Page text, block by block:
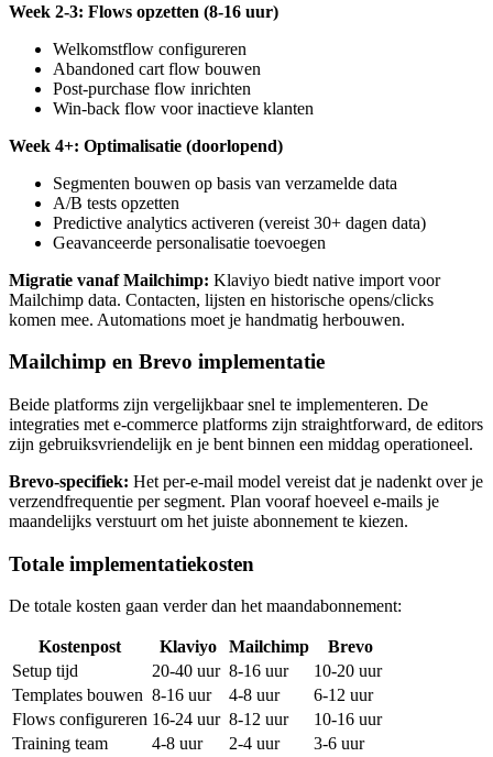
Week 2-3: Flows opzetten (8-16 uur)
Welkomstflow configureren
Abandoned cart flow bouwen
Post-purchase flow inrichten
Win-back flow voor inactieve klanten
Week 4+: Optimalisatie (doorlopend)
Segmenten bouwen op basis van verzamelde data
A/B tests opzetten
Predictive analytics activeren (vereist 30+ dagen data)
Geavanceerde personalisatie toevoegen
Migratie vanaf Mailchimp: Klaviyo biedt native import voor
Mailchimp data. Contacten, lijsten en historische opens/clicks
komen mee. Automations moet je handmatig herbouwen.
Mailchimp en Brevo implementatie
Beide platforms zijn vergelijkbaar snel te implementeren. De
integraties met e-commerce platforms zijn straightforward, de editors
zijn gebruiksvriendelijk en je bent binnen een middag operationeel.
Brevo-specifiek: Het per-e-mail model vereist dat je nadenkt over je
verzendfrequentie per segment. Plan vooraf hoeveel e-mails je
maandelijks verstuurt om het juiste abonnement te kiezen.
Totale implementatiekosten
De totale kosten gaan verder dan het maandabonnement:
Kostenpost Klaviyo Mailchimp
Brevo
Setup tijd
20-40 uur 8-16 uur
10-20 uur
Templates bouwen 8-16 uur 4-8 uur
6-12 uur
Flows configureren 16-24 uur 8-12 uur
10-16 uur
Training team
4-8 uur 2-4 uur
3-6 uur